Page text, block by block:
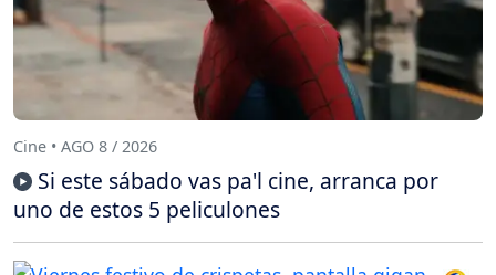
Cine • AGO 8 / 2026
Si este sábado vas pa'l cine, arranca por
uno de estos 5 peliculones